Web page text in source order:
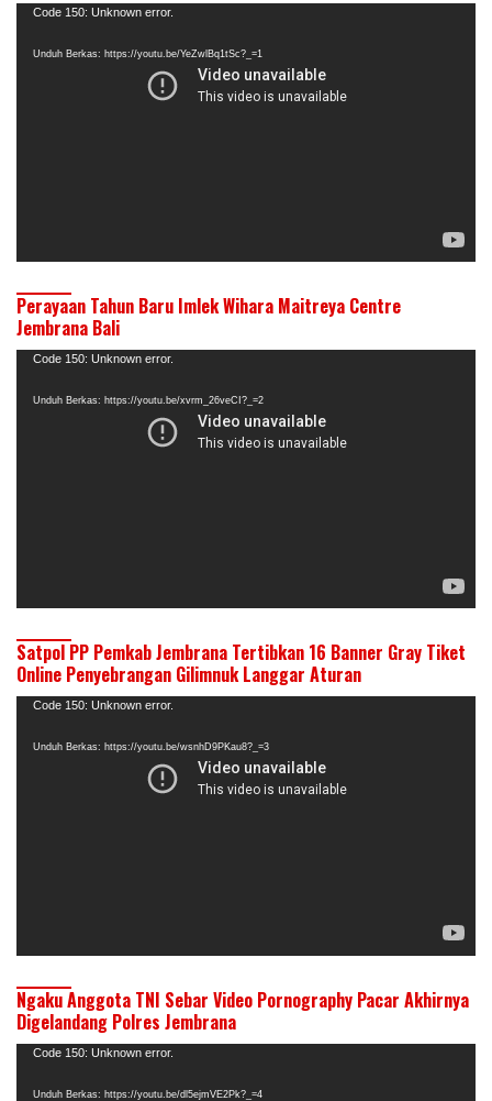
Pemutar
Code 150: Unknown error.
Unduh Berkas: https://youtu.be/YeZwlBq1tSc?_=1
Perayaan Tahun Baru Imlek Wihara Maitreya Centre
Jembrana Bali
Pemutar
Code 150: Unknown error.
Unduh Berkas: https://youtu.be/xvrm_26veCI?_=2
Satpol PP Pemkab Jembrana Tertibkan 16 Banner Gray Tiket
Online Penyebrangan Gilimnuk Langgar Aturan
Pemutar
Code 150: Unknown error.
Unduh Berkas: https://youtu.be/wsnhD9PKau8?_=3
Ngaku Anggota TNI Sebar Video Pornography Pacar Akhirnya
Digelandang Polres Jembrana
Pemutar
Code 150: Unknown error.
Unduh Berkas: https://youtu.be/dl5ejmVE2Pk?_=4